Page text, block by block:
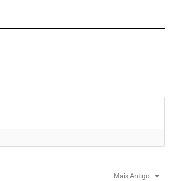
Mais Antigo